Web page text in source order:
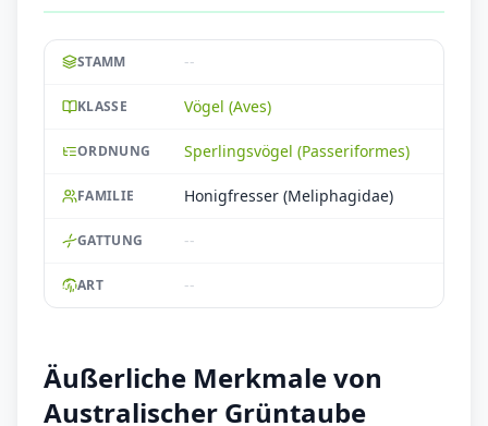
STAMM --
KLASSE Vögel (Aves)
ORDNUNG Sperlingsvögel (Passeriformes)
FAMILIE Honigfresser (Meliphagidae)
GATTUNG --
ART --
Äußerliche Merkmale von
Australischer Grüntaube